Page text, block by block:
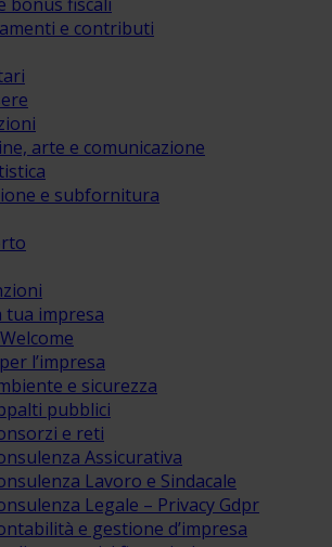
e contributi
arte e comunicazione
e subfornitura
tua impresa
l’impresa
e sicurezza
pubblici
e reti
Assicurativa
Lavoro e Sindacale
Legale – Privacy Gdpr
e gestione d’impresa